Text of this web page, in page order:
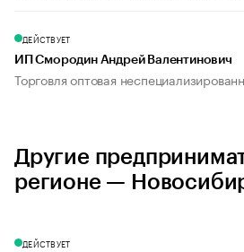
ДЕЙСТВУЕТ
ИП Смородин Андрей Валентинович
Торговля оптовая
Другие
регионе —
ДЕЙСТВУЕТ